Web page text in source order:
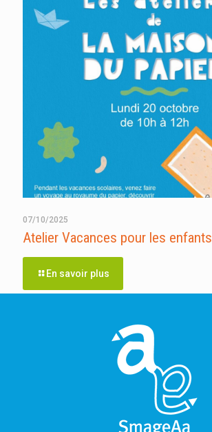
07/10/2025
Atelier Vacances pour les enfants
En savoir plus